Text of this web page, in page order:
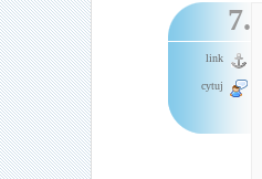
7.
link
cytuj